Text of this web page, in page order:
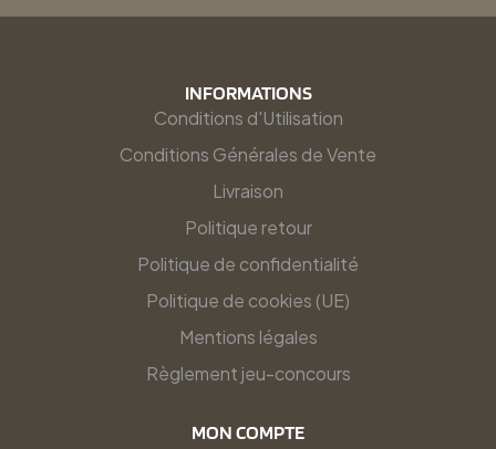
INFORMATIONS
Conditions d'Utilisation
Conditions Générales de Vente
Livraison
Politique retour
Politique de confidentialité
Politique de cookies (UE)
Mentions légales
Règlement jeu-concours
MON COMPTE